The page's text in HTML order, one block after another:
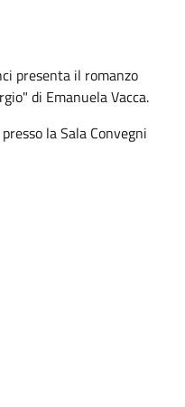
presenta il romanzo
di Emanuela Vacca.
la Sala Convegni